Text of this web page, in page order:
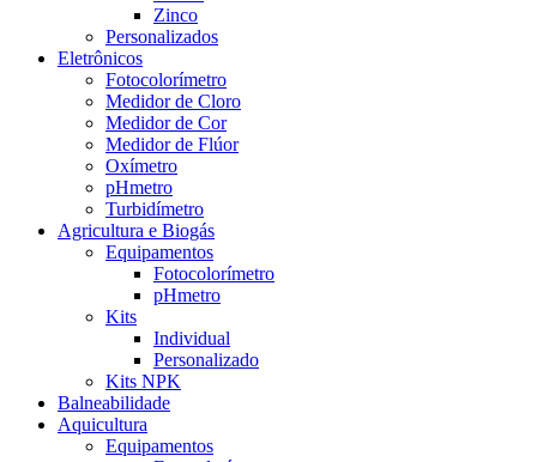
Zinco
Personalizados
Eletrônicos
Fotocolorímetro
Medidor de Cloro
Medidor de Cor
Medidor de Flúor
Oxímetro
pHmetro
Turbidímetro
Agricultura e Biogás
Equipamentos
Fotocolorímetro
pHmetro
Kits
Individual
Personalizado
Kits NPK
Balneabilidade
Aquicultura
Equipamentos